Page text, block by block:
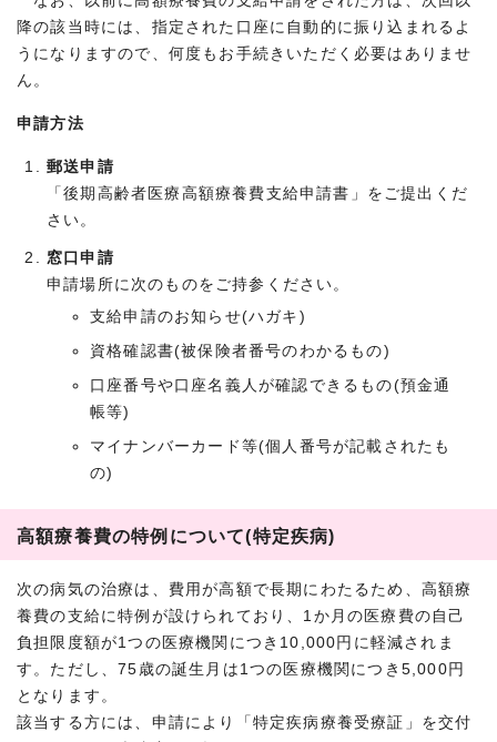
降の該当時には、指定された口座に自動的に振り込まれるよ
うになりますので、何度もお手続きいただく必要はありませ
ん。
申請方法
郵送申請
「後期高齢者医療高額療養費支給申請書」をご提出くだ
さい。
窓口申請
申請場所に次のものをご持参ください。
支給申請のお知らせ(ハガキ)
資格確認書(被保険者番号のわかるもの)
口座番号や口座名義人が確認できるもの(預金通
帳等)
マイナンバーカード等(個人番号が記載されたも
の)
高額療養費の特例について(特定疾病)
次の病気の治療は、費用が高額で長期にわたるため、高額療
養費の支給に特例が設けられており、1か月の医療費の自己
負担限度額が1つの医療機関につき10,000円に軽減されま
す。ただし、75歳の誕生月は1つの医療機関につき5,000円
となります。
該当する方には、申請により「特定疾病療養受療証」を交付